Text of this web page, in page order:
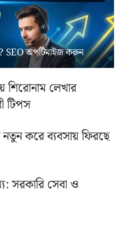
‍SEO অপটিমাইজ করুন
শিরোনাম লেখার
টিপস
নতুন করে ব্যবসায় ফিরছে
সরকারি সেবা ও